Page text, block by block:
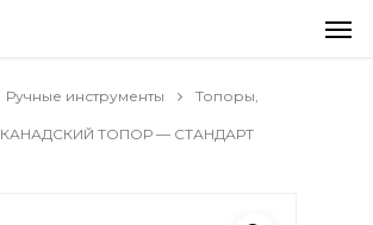
Ручные инструменты Топоры,
КАНАДСКИЙ ТОПОР — СТАНДАРТ